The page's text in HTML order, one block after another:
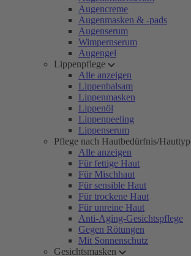
Augencreme
Augenmasken & -pads
Augenserum
Wimpernserum
Augengel
Lippenpflege
Alle anzeigen
Lippenbalsam
Lippenmasken
Lippenöl
Lippenpeeling
Lippenserum
Pflege nach Hautbedürfnis/Hauttyp
Alle anzeigen
Für fettige Haut
Für Mischhaut
Für sensible Haut
Für trockene Haut
Für unreine Haut
Anti-Aging-Gesichtspflege
Gegen Rötungen
Mit Sonnenschutz
Gesichtsmasken